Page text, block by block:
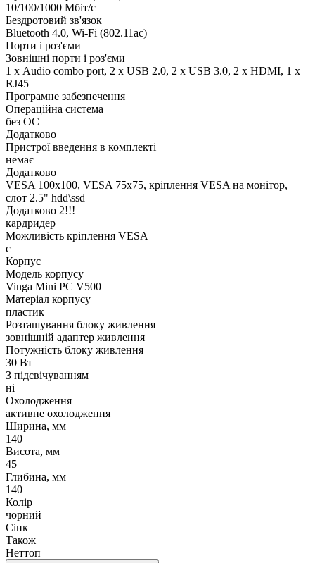
10/100/1000 Мбіт/с
Бездротовий зв'язок
Bluetooth 4.0, Wi-Fi (802.11ac)
Порти і роз'єми
Зовнішні порти і роз'єми
1 х Audio combo port, 2 x USB 2.0, 2 x USB 3.0, 2 х HDMI, 1 x
RJ45
Програмне забезпечення
Операційна система
без ОС
Додатково
Пристрої введення в комплекті
немає
Додатково
VESA 100x100, VESA 75x75, кріплення VESA на монітор,
слот 2.5" hdd\ssd
Додатково 2!!!
кардридер
Можливість кріплення VESA
є
Корпус
Модель корпусу
Vinga Mini PC V500
Матеріал корпусу
пластик
Розташування блоку живлення
зовнішній адаптер живлення
Потужність блоку живлення
30 Вт
З підсвічуванням
ні
Охолодження
активне охолодження
Ширина, мм
140
Висота, мм
45
Глибина, мм
140
Колір
чорний
Сінк
Також
Неттоп